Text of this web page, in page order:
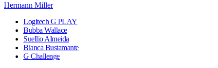
Hermann Miller
Logitech G PLAY
Bubba Wallace
Suellio Almeida
Bianca Bustamante
G Challenge